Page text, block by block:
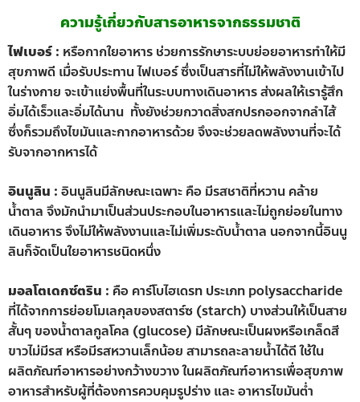
ความรู้เกี่ยวกับสารอาหารจากธรรมชาติ
ไฟเบอร์ : หรือกากใยอาหาร ช่วยการรักษาระบบย่อยอาหารทำให้มี
สุขภาพดี เมื่อรับประทาน ไฟเบอร์ ซึ่งเป็นสารที่ไม่ให้พลังงานเข้าไป
ในร่างกาย จะเข้าแย่งพื้นที่ในระบบทางเดินอาหาร ส่งผลให้เรารู้สึก
อิ่มได้เร็วและอิ่มได้นาน ทั้งยังช่วยกวาดสิ่งสกปรกออกจากลำไส้
ซึ่งก็รวมถึงไขมันและกากอาหารด้วย จึงจะช่วยลดพลังงานที่จะได้
รับจากอากหารได้
อินนูลิน : อินนูลินมีลักษณะเฉพาะ คือ มีรสชาติที่หวาน คล้าย
น้ำตาล จึงมักนำมาเป็นส่วนประกอบในอาหารและไม่ถูกย่อยในทาง
เดินอาหาร จึงไม่ให้พลังงานและไม่เพิ่มระดับน้ำตาล นอกจากนี้อินนู
ลินก็จัดเป็นใยอาหารชนิดหนึ่ง
มอลโตเดกซ์ตริน : คือ คาร์โบไฮเดรท ประเภท polysaccharide
ที่ได้จากการย่อยโมเลกุลของสตาร์ซ (starch) บางส่วนให้เป็นสาย
สั้นๆ ของน้ำตาลกูลโคล (glucose) มีลักษณะเป็นผงหรือเกล็ดสี
ขาวไม่มีรส หรือมีรสหวานเล็กน้อย สามารถละลายน้ำได้ดี ใช้ใน
ผลิตภัณฑ์อาหารอย่างกว้างขวาง ในผลิตภัณฑ์อาหารเพื่อสุขภาพ
อาหารสำหรับผู้ที่ต้องการควบคุมรูปร่าง และ อาหารไขมันต่ำ